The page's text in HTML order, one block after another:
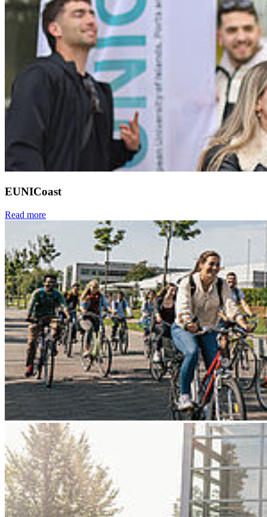
EUNICoast
Read more
Go to slide 1
Go to slide 2
Go to slide 3
Go to slide 4
Go to slide 5
Go to slide 6
Go to slide 7
Go to slide 8
Go to slide 9
Zurück
Ostsee ConnecT 2026: Wissenschaft.
Wirtschaft. Gesellschaft: Hochschulen
gestalten Wandel durch Innovation und
Zusammenarbeit